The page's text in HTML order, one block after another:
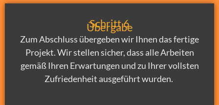
Schritt 6
Übergabe
Zum Abschluss übergeben wir Ihnen das fertige
Projekt. Wir stellen sicher, dass alle Arbeiten
gemäß Ihren Erwartungen und zu Ihrer vollsten
Zufriedenheit ausgeführt wurden.